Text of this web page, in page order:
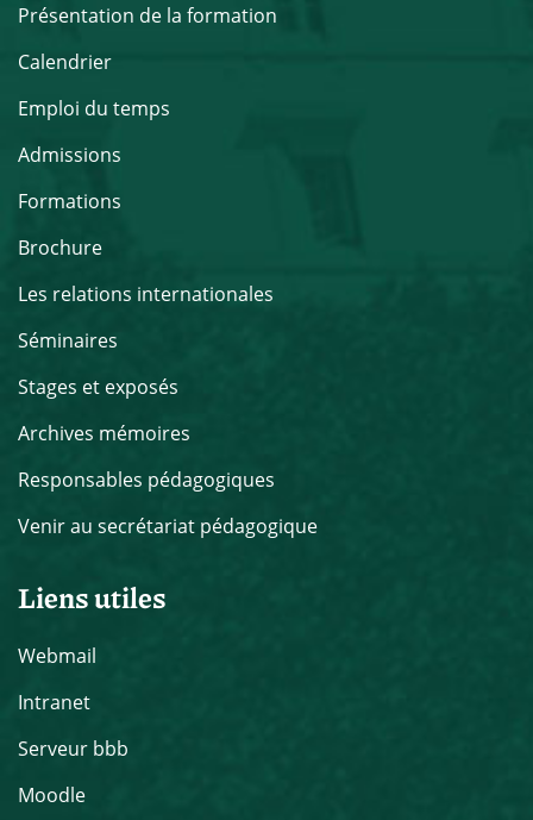
Présentation de la formation
Calendrier
Emploi du temps
Admissions
Formations
Brochure
Les relations internationales
Séminaires
Stages et exposés
Archives mémoires
Responsables pédagogiques
Venir au secrétariat pédagogique
Liens utiles
Webmail
Intranet
Serveur bbb
Moodle